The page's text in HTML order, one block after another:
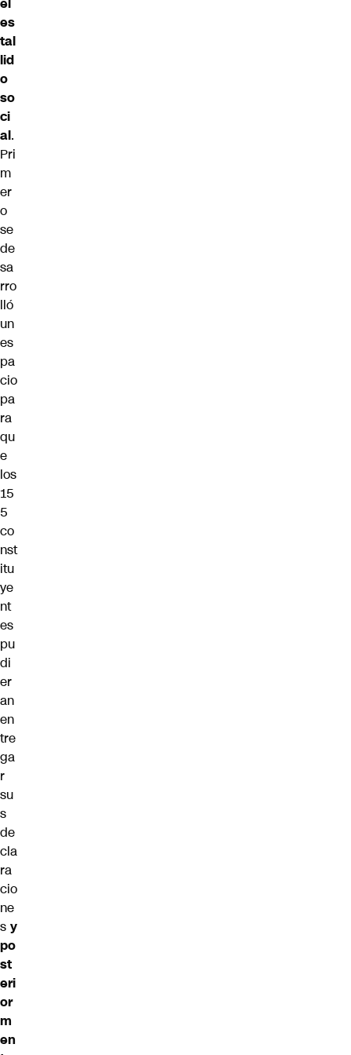
es
tal
lid
o
so
ci
al.
Pri
m
er
o
se
de
sa
rro
lló
un
es
pa
cio
pa
ra
qu
e
los
15
5
co
nst
itu
ye
nt
es
pu
di
er
an
en
tre
ga
r
su
s
de
cla
ra
cio
ne
s y
po
st
eri
or
m
en